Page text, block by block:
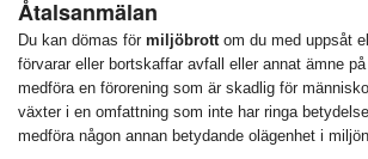
Åtalsanmälan
Du kan dömas för miljöbrott om du med uppsåt
förvarar eller bortskaffar avfall eller annat ämne
medföra en förorening som är skadlig för
växter i en omfattning som inte har ringa
medföra någon annan betydande olägenhet i